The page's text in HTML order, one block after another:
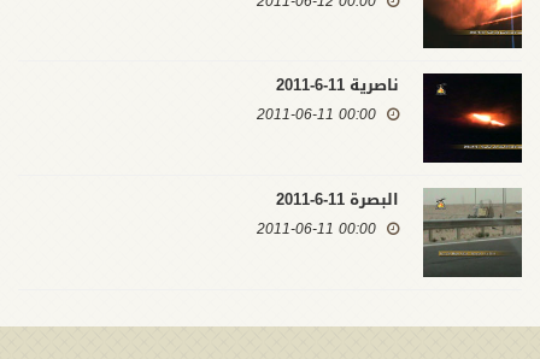
ناصرية 11-6-2011
00:00 2011-06-11
البصرة 11-6-2011
00:00 2011-06-11